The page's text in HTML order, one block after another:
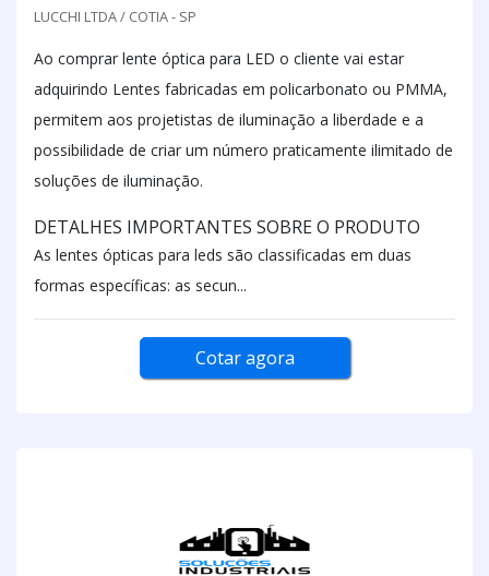
LUCCHI LTDA / COTIA - SP
Ao comprar lente óptica para LED o cliente vai estar
adquirindo Lentes fabricadas em policarbonato ou PMMA,
permitem aos projetistas de iluminação a liberdade e a
possibilidade de criar um número praticamente ilimitado de
soluções de iluminação.
DETALHES IMPORTANTES SOBRE O PRODUTO
As lentes ópticas para leds são classificadas em duas
formas específicas: as secun...
Cotar agora